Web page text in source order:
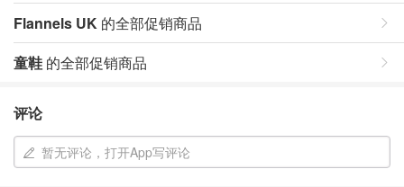
Flannels UK 的全部促销商品
童鞋 的全部促销商品
评论
暂无评论，打开App写评论